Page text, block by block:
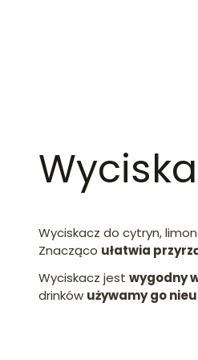
Wyciskacz do cytryn,
Znacząco ułatwia
Wyciskacz jest wygodny
drinków używamy go